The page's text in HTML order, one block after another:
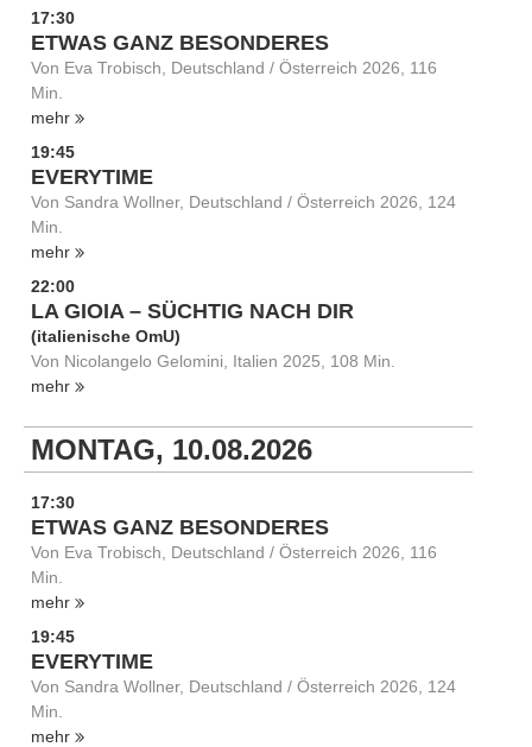
17:30
ETWAS GANZ BESONDERES
Von Eva Trobisch, Deutschland / Österreich 2026, 116
Min.
mehr
19:45
EVERYTIME
Von Sandra Wollner, Deutschland / Österreich 2026, 124
Min.
mehr
22:00
LA GIOIA – SÜCHTIG NACH DIR
(italienische OmU)
Von Nicolangelo Gelomini, Italien 2025, 108 Min.
mehr
MONTAG, 10.08.2026
17:30
ETWAS GANZ BESONDERES
Von Eva Trobisch, Deutschland / Österreich 2026, 116
Min.
mehr
19:45
EVERYTIME
Von Sandra Wollner, Deutschland / Österreich 2026, 124
Min.
mehr